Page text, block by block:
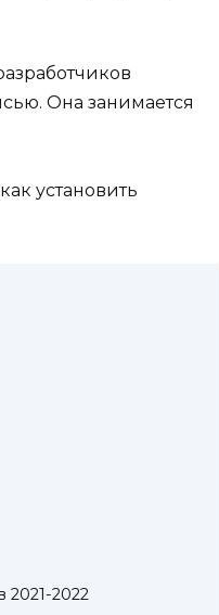
Она занимается
установить
2022